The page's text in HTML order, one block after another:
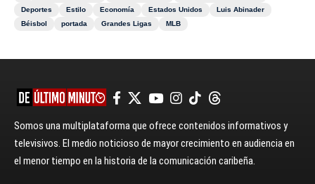
Deportes
Estilo Economía Estados Unidos
Luis Abinader
Béisbol
portada Grandes Ligas MLB
Somos una multiplataforma que ofrece contenidos informativos y
televisivos. El medio noticioso de mayor crecimiento en audiencia en
el menor tiempo en la historia de la comunicación caribeña.